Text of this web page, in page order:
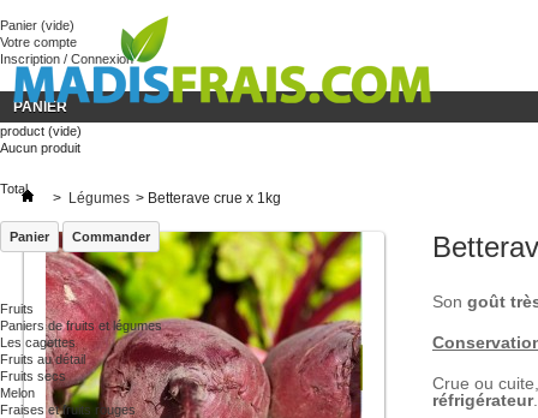
Panier (vide)
Votre compte
Inscription / Connexion
PANIER
product (vide)
Aucun produit
Total
Panier Commander
Fruits
Paniers de fruits et légumes
Les cagettes
Fruits au détail
Fruits secs
Melon
Fraises et fruits rouges
> Légumes > Betterave crue x 1kg
Son goût
Crue ou
réfrigérateur